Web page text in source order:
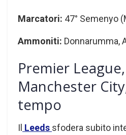
Marcatori: 47° Semenyo
Ammoniti: Donnarumma,
Premier
Manchester
tempo
Il Leeds sfodera subito